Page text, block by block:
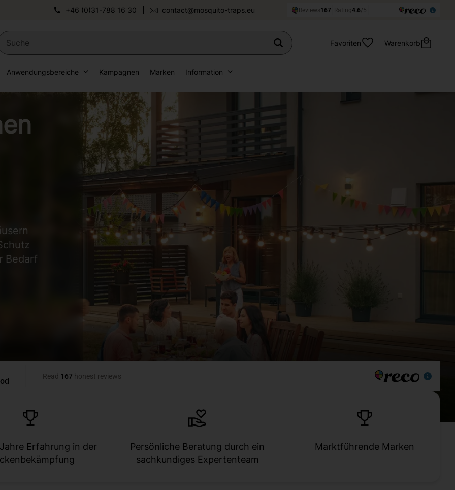
+46 (0)31-788 16 30 contact@mosquito-traps.eu
Favoriten Warenkorb
Anwendungsbereiche Kampagnen Marken Information
Bedarf
Erfahrung in der
Persönliche Beratung durch ein
sachkundiges Expertenteam
Marktführende Marken